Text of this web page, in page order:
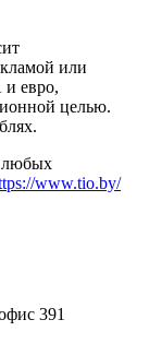
или
евро,
целью.
любых
www.tio.by/
391